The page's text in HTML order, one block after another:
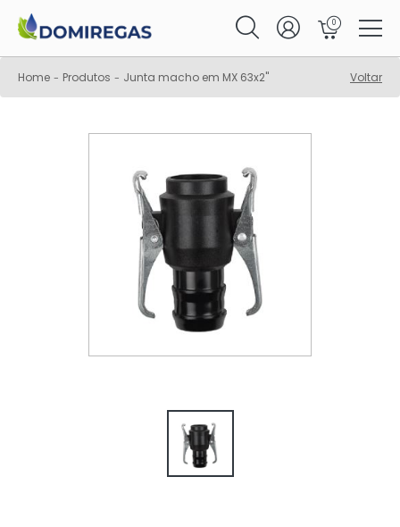
0
Home - Produtos - Junta macho em MX 63x2" Voltar